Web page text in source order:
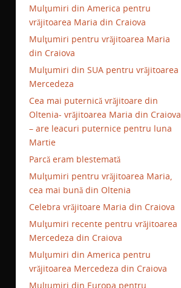
Mulţumiri din America pentru
vrăjitoarea Maria din Craiova
Mulţumiri pentru vrăjitoarea Maria
din Craiova
Mulţumiri din SUA pentru vrăjitoarea
Mercedeza
Cea mai puternică vrăjitoare din
Oltenia- vrăjitoarea Maria din Craiova
– are leacuri puternice pentru luna
Martie
Parcă eram blestemată
Mulţumiri pentru vrăjitoarea Maria,
cea mai bună din Oltenia
Celebra vrăjitoare Maria din Craiova
Mulţumiri recente pentru vrăjitoarea
Mercedeza din Craiova
Mulţumiri din America pentru
vrăjitoarea Mercedeza din Craiova
Mulţumiri din Europa pentru